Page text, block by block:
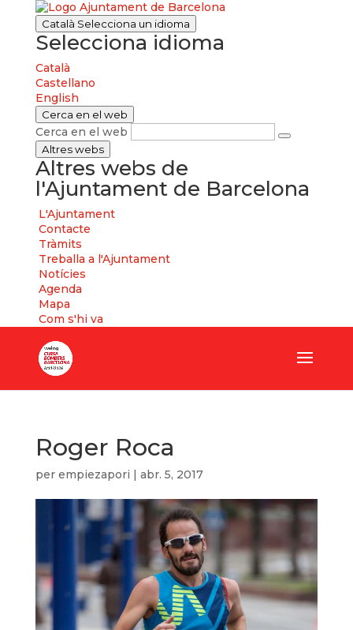
Català Selecciona un idioma
Selecciona idioma
Català
Castellano
English
Cerca en el web
Cerca en el web
Altres webs
Altres webs de
l'Ajuntament de Barcelona
L'Ajuntament
Contacte
Tràmits
Treballa a l'Ajuntament
Notícies
Agenda
Mapa
Com s'hi va
Roger Roca
per empiezapori | abr. 5, 2017